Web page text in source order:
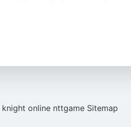
knight online nttgame Sitemap